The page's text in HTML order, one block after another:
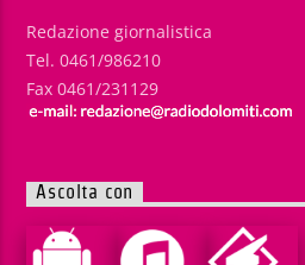
Redazione giornalistica
Tel. 0461/986210
Fax 0461/231129
Ascolta con